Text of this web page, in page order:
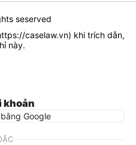
seserved
caselaw.vn) khi trích dẫn,
này.
khoản
Google